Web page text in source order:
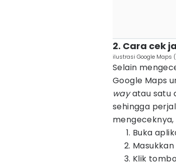
2. Cara cek
ilustrasi Google Maps
Selain
Google Maps
wayatau satu
sehingga
Buka
Klik